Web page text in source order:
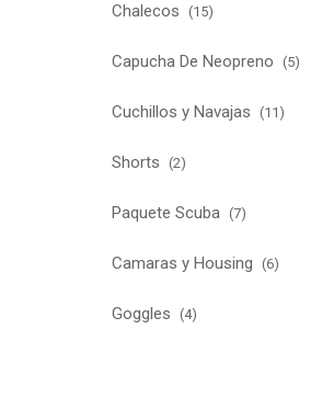
Chalecos (15)
Capucha De Neopreno (5)
Cuchillos y Navajas (11)
Shorts (2)
Paquete Scuba (7)
Camaras y Housing (6)
Goggles (4)